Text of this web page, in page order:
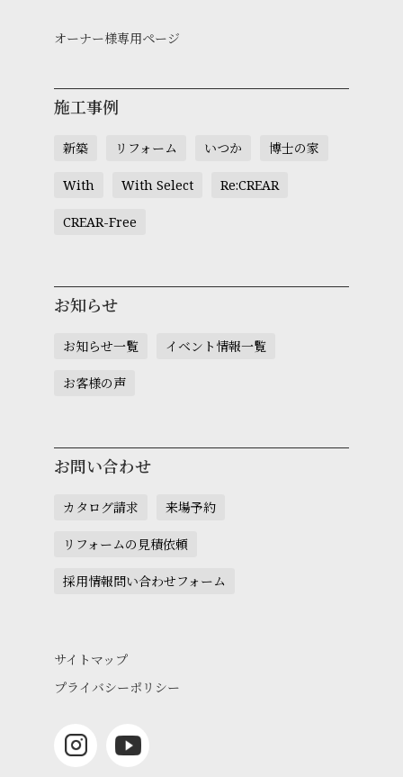
オーナー様専用ページ
施工事例
新築 リフォーム いつか 博士の家
With With Select Re:CREAR
CREAR-Free
お知らせ
お知らせ一覧 イベント情報一覧
お客様の声
お問い合わせ
カタログ請求 来場予約
リフォームの見積依頼
採用情報問い合わせフォーム
サイトマップ
プライバシーポリシー